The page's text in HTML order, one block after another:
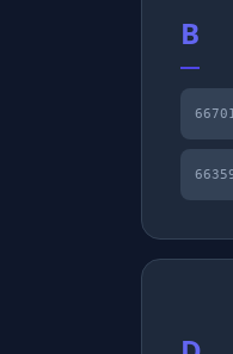
B
66701